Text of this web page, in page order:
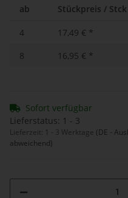
ab Stückpreis / Stck
4 17,49 € *
8
16,95 € *
Sofort verfügbar
Lieferstatus: 1 - 3
Lieferzeit: 1 - 3 Werktage (DE -
abweichend)